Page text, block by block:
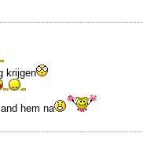
krijgen
hem na